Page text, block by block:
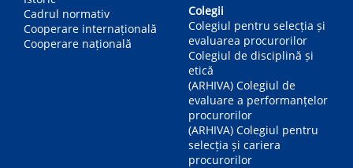
Cadrul normativ
Cooperare internațională
Cooperare națională
Colegii
Colegiul pentru selecția și
evaluarea procurorilor
Colegiul de disciplină și
etică
(ARHIVA) Colegiul de
evaluare a performanțelor
procurorilor
(ARHIVA) Colegiul pentru
selecția și cariera
procurorilor